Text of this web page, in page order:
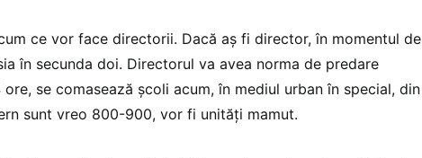
ce vor face directorii. Dacă aș fi director, în momentul de
în secunda doi. Directorul va avea norma de predare
ore, se comasează școli acum, în mediul urban în special, din
sunt vreo 800-900, vor fi unități mamut.